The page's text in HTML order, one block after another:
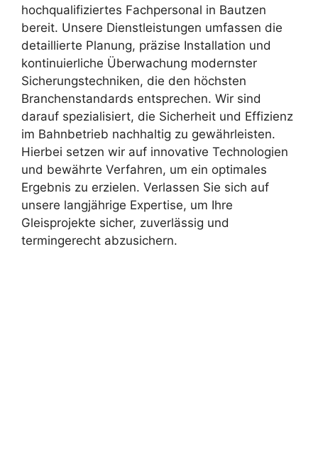
hochqualifiziertes Fachpersonal in Bautzen
bereit. Unsere Dienstleistungen umfassen die
detaillierte Planung, präzise Installation und
kontinuierliche Überwachung modernster
Sicherungstechniken, die den höchsten
Branchenstandards entsprechen. Wir sind
darauf spezialisiert, die Sicherheit und Effizienz
im Bahnbetrieb nachhaltig zu gewährleisten.
Hierbei setzen wir auf innovative Technologien
und bewährte Verfahren, um ein optimales
Ergebnis zu erzielen. Verlassen Sie sich auf
unsere langjährige Expertise, um Ihre
Gleisprojekte sicher, zuverlässig und
termingerecht abzusichern.